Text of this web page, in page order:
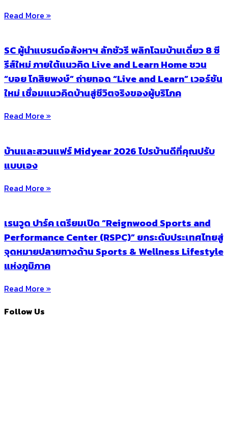
Read More »
SC ผู้นำแบรนด์อสังหาฯ ลักชัวรี พลิกโฉมบ้านเดี่ยว 8 ซี
รีส์ใหม่ ภายใต้แนวคิด Live and Learn Home ชวน
“บอย โกสิยพงษ์” ถ่ายทอด “Live and Learn” เวอร์ชัน
ใหม่ เชื่อมแนวคิดบ้านสู่ชีวิตจริงของผู้บริโภค
Read More »
บ้านและสวนแฟร์ Midyear 2026 โปรบ้านดีที่คุณปรับ
แบบเอง
Read More »
เรนวูด ปาร์ค เตรียมเปิด “Reignwood Sports and
Performance Center (RSPC)” ยกระดับประเทศไทยสู่
จุดหมายปลายทางด้าน Sports & Wellness Lifestyle
แห่งภูมิภาค
Read More »
Follow Us